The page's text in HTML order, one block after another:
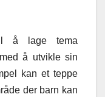
å lage tema
å utvikle sin
kan et teppe
der barn kan